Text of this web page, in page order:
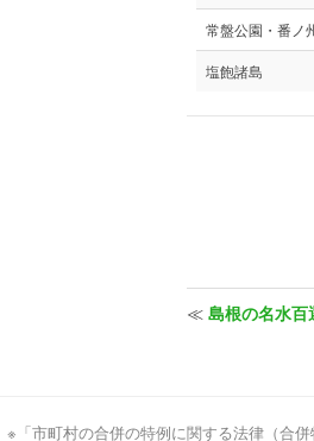
常盤公園・番ノ
塩飽諸島
≪ 島根の名水百
※「市町村の合併の特例に関する法律（合